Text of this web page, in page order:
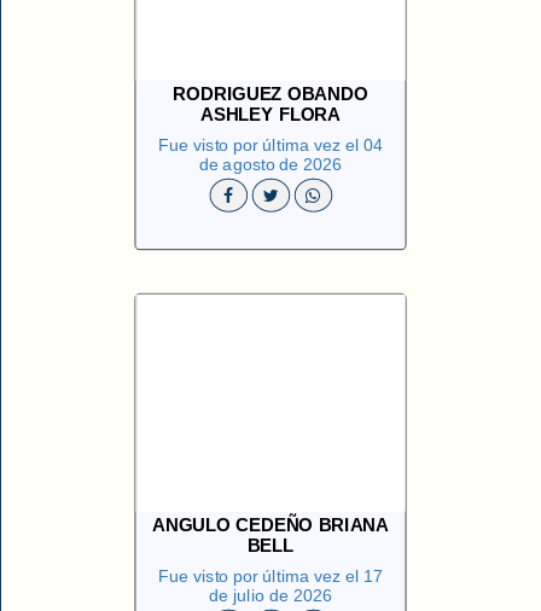
RODRIGUEZ OBANDO
ASHLEY FLORA
Fue visto por última vez el 04
de agosto de 2026
ANGULO CEDEÑO BRIANA
BELL
Fue visto por última vez el 17
de julio de 2026